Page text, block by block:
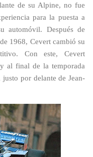
de su Alpine, no fue
para la puesta a
automóvil. Después de
1968, Cevert cambió su
Con este, Cevert
al final de la temporada
por delante de Jean-